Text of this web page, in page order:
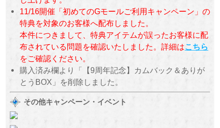
11/16開催「初めてのGモールご利用キャンペーン」の
特典を対象のお客様へ配布しました。
本件につきまして、特典アイテムが誤ったお客様に配
布されている問題を確認いたしました。詳細はこちら
をご確認ください。
購入済み欄より「【9周年記念】カムバック＆ありが
とうBOX」を削除しました。
その他キャンペーン・イベント